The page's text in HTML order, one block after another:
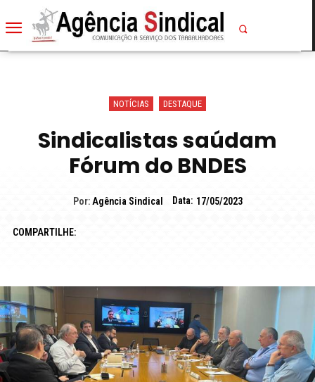
NOTÍCIAS DESTAQUE
Sindicalistas saúdam
Fórum do BNDES
Por: Agência Sindical Data: 17/05/2023
COMPARTILHE: